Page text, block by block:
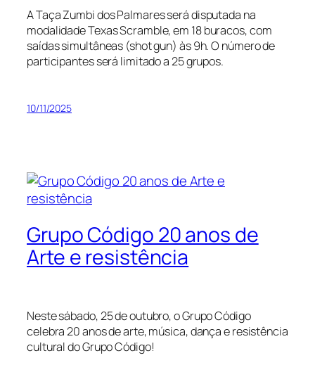
A Taça Zumbi dos Palmares será disputada na
modalidade Texas Scramble, em 18 buracos, com
saídas simultâneas (shot gun) às 9h. O número de
participantes será limitado a 25 grupos.
10/11/2025
Grupo Código 20 anos de
Arte e resistência
Neste sábado, 25 de outubro, o Grupo Código
celebra 20 anos de arte, música, dança e resistência
cultural do Grupo Código!